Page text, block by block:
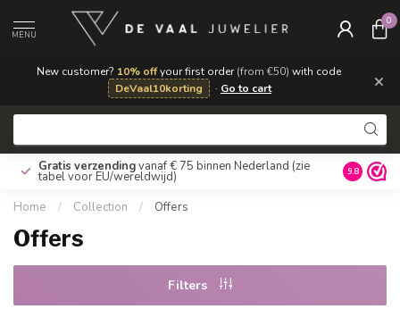
New customer? 10% offyour first order(from €50) with code
DeVaal10korting
· Go to cart ×
MENU
0
Gratis verzendingvanaf € 75 binnen Nederland (zie
tabel voor EU/wereldwijd) 9.8
Home / Collection / Offers
Offers
Filters